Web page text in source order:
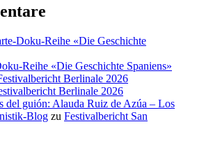
Doku-Reihe «Die Geschichte
Reihe «Die Geschichte Spaniens»
Berlinale 2026
Berlinale 2026
del guión: Alauda Ruiz de Azúa – Los
Blog zu Festivalbericht San